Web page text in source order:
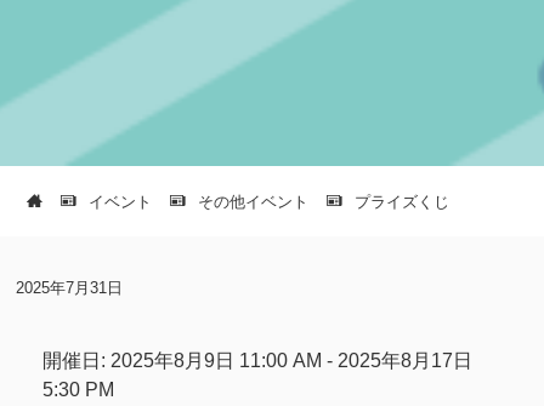
イベント その他イベント プライズくじ
2025年7月31日
開催日: 2025年8月9日 11:00 AM - 2025年8月17日
5:30 PM